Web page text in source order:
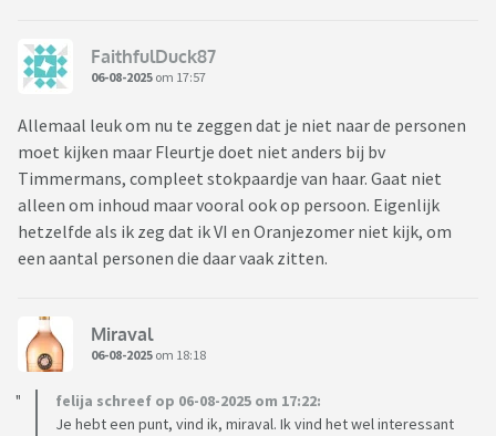
FaithfulDuck87
06-08-2025 om 17:57
Allemaal leuk om nu te zeggen dat je niet naar de personen
moet kijken maar Fleurtje doet niet anders bij bv
Timmermans, compleet stokpaardje van haar. Gaat niet
alleen om inhoud maar vooral ook op persoon. Eigenlijk
hetzelfde als ik zeg dat ik VI en Oranjezomer niet kijk, om
een aantal personen die daar vaak zitten.
Miraval
06-08-2025 om 18:18
felija schreef op 06-08-2025 om 17:22:
Je hebt een punt, vind ik, miraval. Ik vind het wel interessant